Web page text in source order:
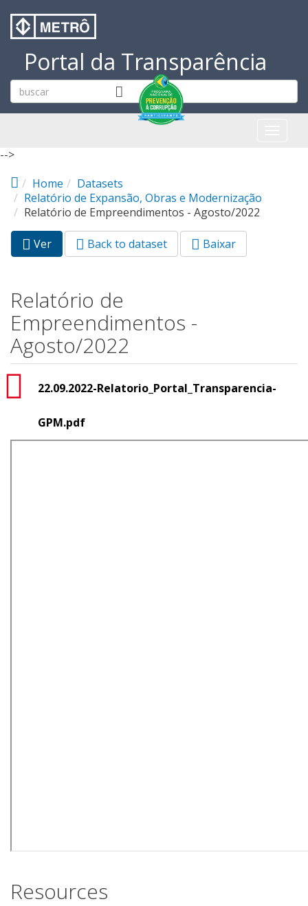
Portal da Transparência
-->
Home
Datasets
Relatório de Expansão, Obras e Modernização
Relatório de Empreendimentos - Agosto/2022
Abas primárias
Ver
ativa)
Back to dataset Baixar
Relatório de
Empreendimentos -
Agosto/2022
22.09.2022-Relatorio_Portal_Transparencia-
GPM.pdf
Resources